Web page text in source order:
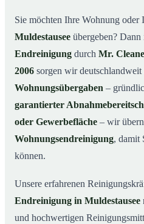
03Warum Mr. Cleaner in
04So läuft die Endreinigung in
05Typische Anlässe für eine
07Jetzt Angebot anfordern
08So sieht eine
Sie möchten Ihre Wohnung oder
Muldestausee übergeben? Dann
Endreinigung durch Mr.
2006 sorgen wir
Wohnungsübergaben –
garantierter
oder Gewerbefläche – wir
Wohnungsendreinigung, damit
können.
Unsere erfahrenen
Endreinigung in Muldestausee
und hochwertigen